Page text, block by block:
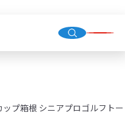
总经理
プ箱根 シニアプロゴルフトー